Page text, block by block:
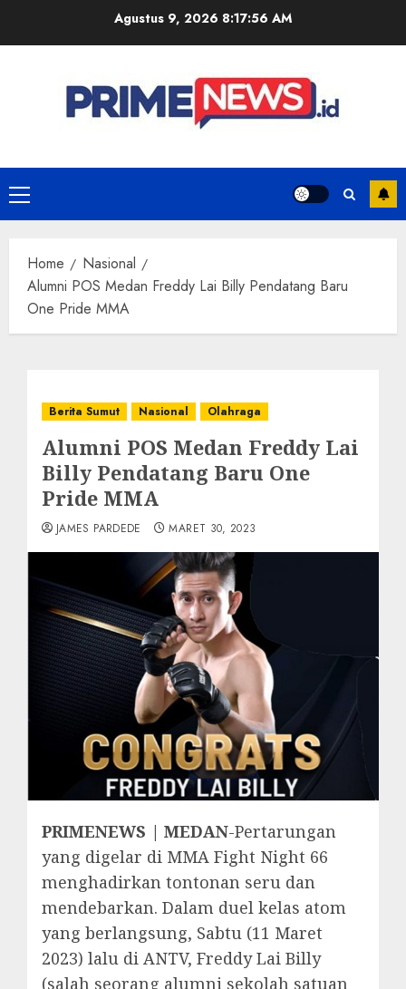
Agustus 9, 2026 8:17:56 AM
Primary
Menu
Home
Nasional
Alumni POS Medan Freddy Lai Billy Pendatang Baru
One Pride MMA
Berita Sumut Nasional Olahraga
Alumni POS Medan Freddy Lai
Billy Pendatang Baru One
Pride MMA
JAMES PARDEDE MARET 30, 2023
PRIMENEWS | MEDAN-Pertarungan
yang digelar di MMA Fight Night 66
menghadirkan tontonan seru dan
mendebarkan. Dalam duel kelas atom
yang berlangsung, Sabtu (11 Maret
2023) lalu di ANTV, Freddy Lai Billy
(salah seorang alumni sekolah satuan